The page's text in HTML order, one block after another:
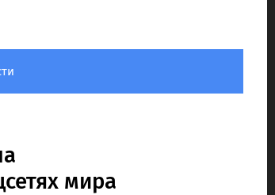
мира